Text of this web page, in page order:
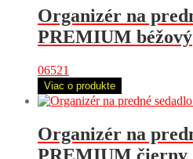
Organizér na
PREMIUM béžový
06521
Viac o produkte
Organizér na
PREMIUM čierny